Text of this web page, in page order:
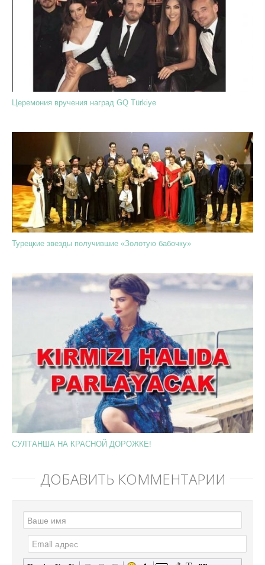
Церемония вручения наград GQ Türkiye
Турецкие звезды получившие «Золотую бабочку»
СУЛТАНША НА КРАСНОЙ ДОРОЖКЕ!
ДОБАВИТЬ КОММЕНТАРИЙ